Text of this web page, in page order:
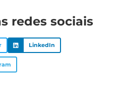
redes sociais
LinkedIn